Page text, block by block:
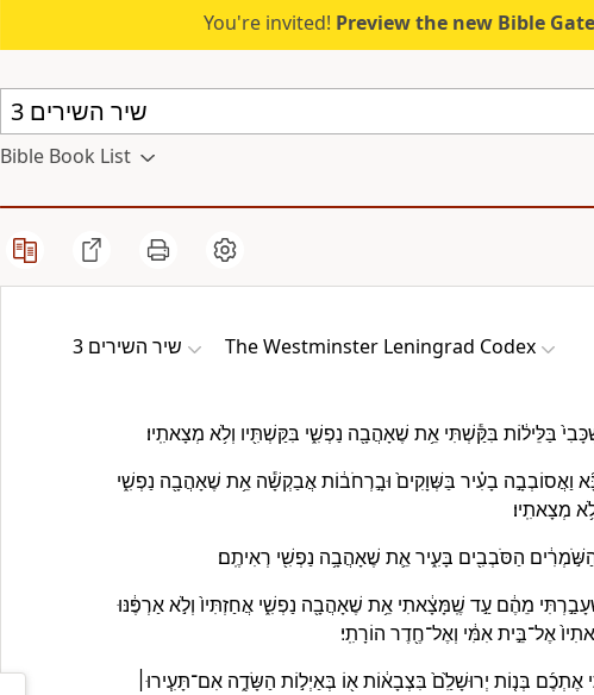
You're invited! Preview the new Bible
Bible Book List
שיר השירים 3 The Westminster Leningrad Codex
בַּלֵּיל֔וֹת בִּקַּ֕שְׁתִּי אֵ֥ת שֶׁאָהֲבָ֖ה נַפְשִׁ֑י בִּקַּשְׁתִּ֖יו וְלֹ֥א מְצָאתִֽיו׃
וַאֲסוֹבְבָ֣ה בָעִ֗יר בַּשְּׁוָקִים֙ וּבָ֣רְחֹב֔וֹת אֲבַקְשָׁ֕ה אֵ֥ת שֶׁאָהֲבָ֖ה נַפְשִׁ֑י
מְצָאתִֽיו׃
הַשֹּׁ֣מְרִ֔ים הַסֹּבְבִ֖ים בָּעִ֑יר אֵ֛ת שֶׁאָהֲבָ֥ה נַפְשִׁ֖י רְאִיתֶֽם׃
מֵהֶ֔ם עַ֣ד שֶֽׁמָּצָ֔אתִי אֵ֥ת שֶׁאָהֲבָ֖ה נַפְשִׁ֑י אֲחַזְתִּיו֙ וְלֹ֣א אַרְפֶּ֔נּוּ
אֶל־בֵּ֣ית אִמִּ֔י וְאֶל־חֶ֖דֶר הוֹרָתִֽי׃
בְּנ֤וֹת יְרוּשָׁלִַ֙ם֙ בִּצְבָא֔וֹת א֖וֹ בְּאַיְל֣וֹת הַשָּׂדֶ֑ה אִם־תָּעִ֧ירוּ׀